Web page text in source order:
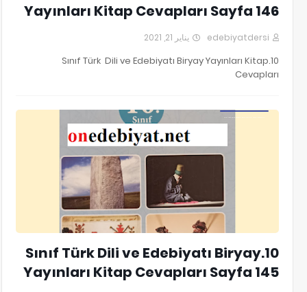
Yayınları Kitap Cevapları Sayfa 146
edebiyatdersi يناير 21, 2021
10.Sınıf Türk Dili ve Edebiyatı Biryay Yayınları Kitap
Cevapları
10.Sınıf Türk Dili ve Edebiyatı Biryay
Yayınları Kitap Cevapları Sayfa 145